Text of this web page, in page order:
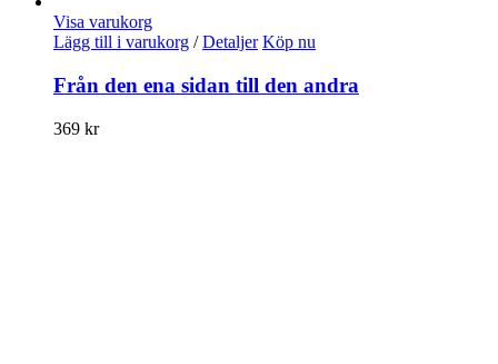
Visa varukorg
Lägg till i varukorg / Detaljer Köp nu
Från den ena sidan till den andra
369 kr